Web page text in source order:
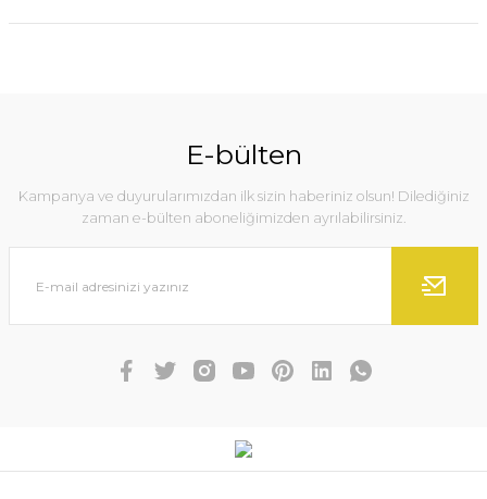
E-bülten
Kampanya ve duyurularımızdan ilk sizin haberiniz olsun! Dilediğiniz
zaman e-bülten aboneliğimizden ayrılabilirsiniz.